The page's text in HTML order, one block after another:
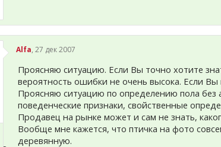
Alfa, 27 дек 2007
Проясняю ситуацию. Если Вы точно хотите
вероятность ошибки не очень высока. Если
Проясняю ситуацию по определению пола
поведенческие признаки, свойственные
Продавец на рынке может и сам не знать,
Вообще мне кажется, что птичка на фото
деревянную.